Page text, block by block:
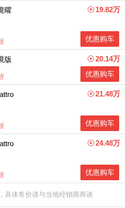
曜
19.82万
优惠购车
版
20.14万
优惠购车
21.48万
优惠购车
24.48万
优惠购车
具体售价请与当地经销商商谈